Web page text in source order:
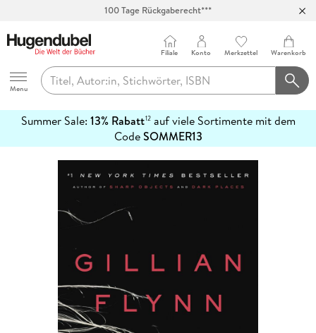
100 Tage Rückgaberecht***
Hugendubel
Menu
Filiale Konto Merkzettel Warenkorb
Summer Sale: 13% Rabatt12auf viele Sortimente mit dem
CodeSOMMER13
erfahren